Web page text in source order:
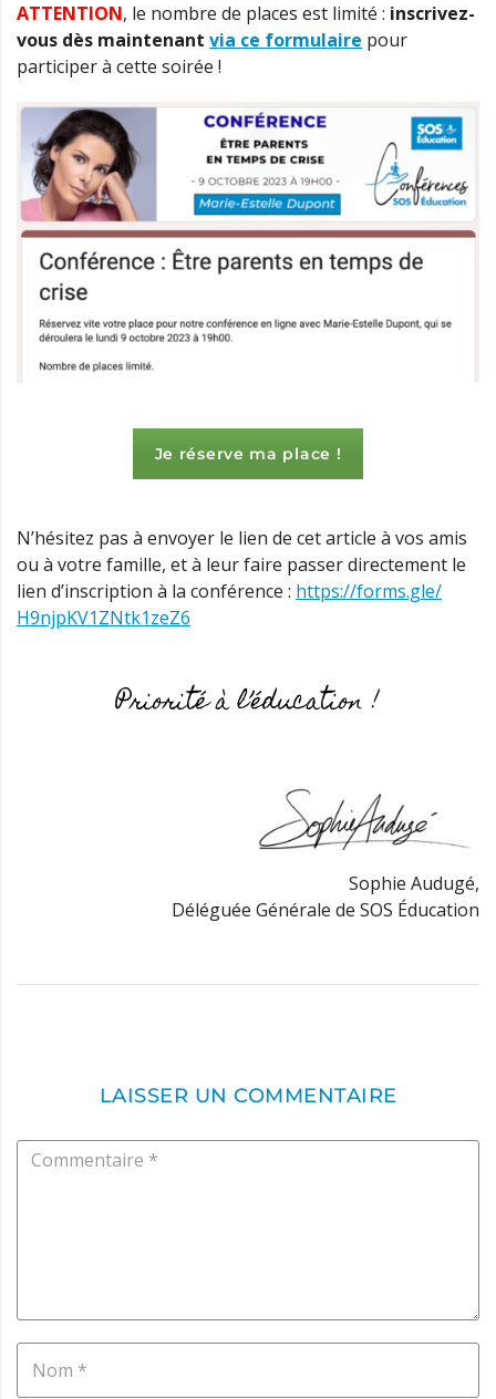
ATTENTION, le nombre de places est limité : inscrivez-
vous dès maintenant via ce formulaire pour
participer à cette soirée !
Je réserve ma place !
N’hésitez pas à envoyer le lien de cet article à vos amis
ou à votre famille, et à leur faire passer directement le
lien d’inscription à la conférence : https://forms.gle/
H9njpKV1ZNtk1zeZ6
Priorité à l’éducation !
Sophie Audugé,
Déléguée Générale de SOS Éducation
LAISSER UN COMMENTAIRE